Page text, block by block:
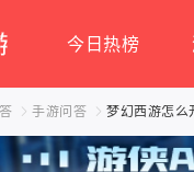
今日热榜
手游问答 梦幻西游怎么